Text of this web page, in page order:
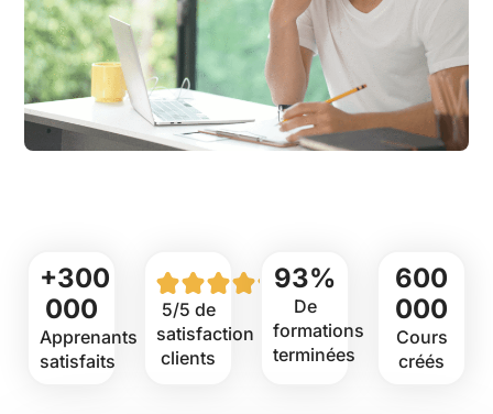
+300
000
Apprenants
satisfaits
5/5 de
satisfaction
clients
93%
De
formations
terminées
600
000
Cours
créés